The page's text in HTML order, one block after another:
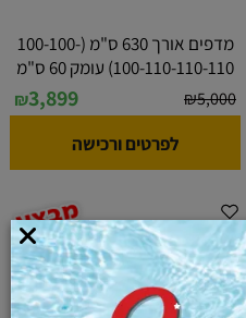
מדפים אורך 630 ס"מ (100-100-
100-110-110-110) עומק 60 ס"מ
₪5,000
₪3,899
לפרטים ורכישה